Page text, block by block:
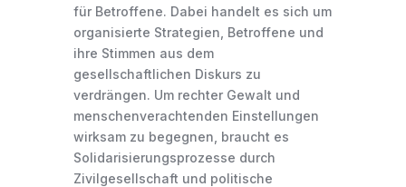
für Betroffene. Dabei handelt es sich um
organisierte Strategien, Betroffene und
ihre Stimmen aus dem
gesellschaftlichen Diskurs zu
verdrängen. Um rechter Gewalt und
menschenverachtenden Einstellungen
wirksam zu begegnen, braucht es
Solidarisierungsprozesse durch
Zivilgesellschaft und politische